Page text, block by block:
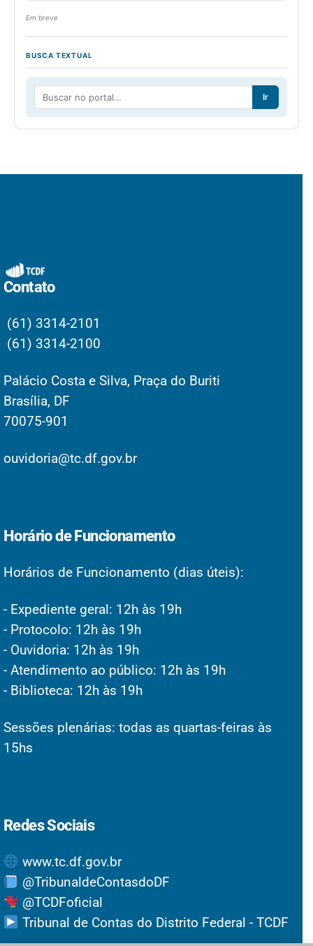
Em breve
BUSCA TEXTUAL
Ir
Contato
(61) 3314-2101
(61) 3314-2100
Palácio Costa e Silva, Praça do Buriti
Brasília, DF
70075-901
ouvidoria@tc.df.gov.br
Horário de Funcionamento
Horários de Funcionamento (dias úteis):
- Expediente geral: 12h às 19h
- Protocolo: 12h às 19h
- Ouvidoria: 12h às 19h
- Atendimento ao público: 12h às 19h
- Biblioteca: 12h às 19h
Sessões plenárias: todas as quartas-feiras às
15hs
Redes Sociais
www.tc.df.gov.br
@TribunaldeContasdoDF
@TCDFoficial
Tribunal de Contas do Distrito Federal - TCDF